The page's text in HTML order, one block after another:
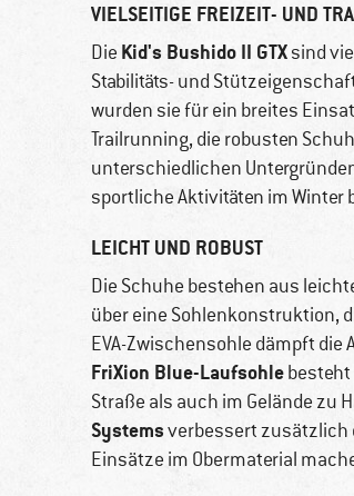
VIELSEITIGE FREIZEIT- UND
Die Kid's Bushido II GTXsind
Stabilitäts- und
wurden sie für ein breites
Trailrunning, die robusten
unterschiedlichen
sportliche Aktivitäten im Winter
LEICHT UND ROBUST
Die Schuhe bestehen aus
über eine Sohlenkonstruktion,
EVA-Zwischensohle dämpft
FriXion Blue-Laufsohle
Straße als auch im Gelände zu
Systemsverbessert zusätzlich
Einsätze im Obermaterial